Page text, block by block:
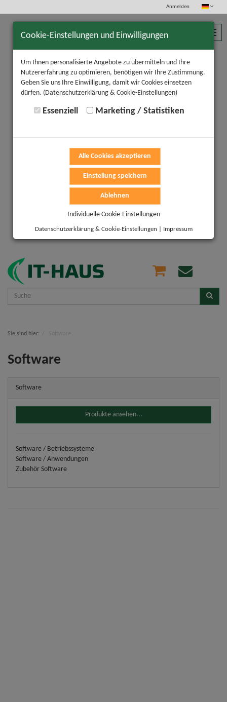
Anmelden
Cookie-Einstellungen und Einwilligungen
Um Ihnen personalisierte Angebote zu übermitteln und Ihre
Nutzererfahrung zu optimieren, benötigen wir Ihre Zustimmung.
Geben Sie uns Ihre Einwilligung, damit wir Cookies einsetzen
dürfen. (Datenschutzerklärung & Cookie-Einstellungen)
Essenziell Marketing / Statistiken
Alle Cookies akzeptieren
Einstellung speichern
Ablehnen
Individuelle Cookie-Einstellungen
Datenschutzerklärung & Cookie-Einstellungen Impressum
Sie sind hier:
Software
Software
Produkte ansehen...
Software / Betriebssysteme
Software / Anwendungen
Zubehör Software